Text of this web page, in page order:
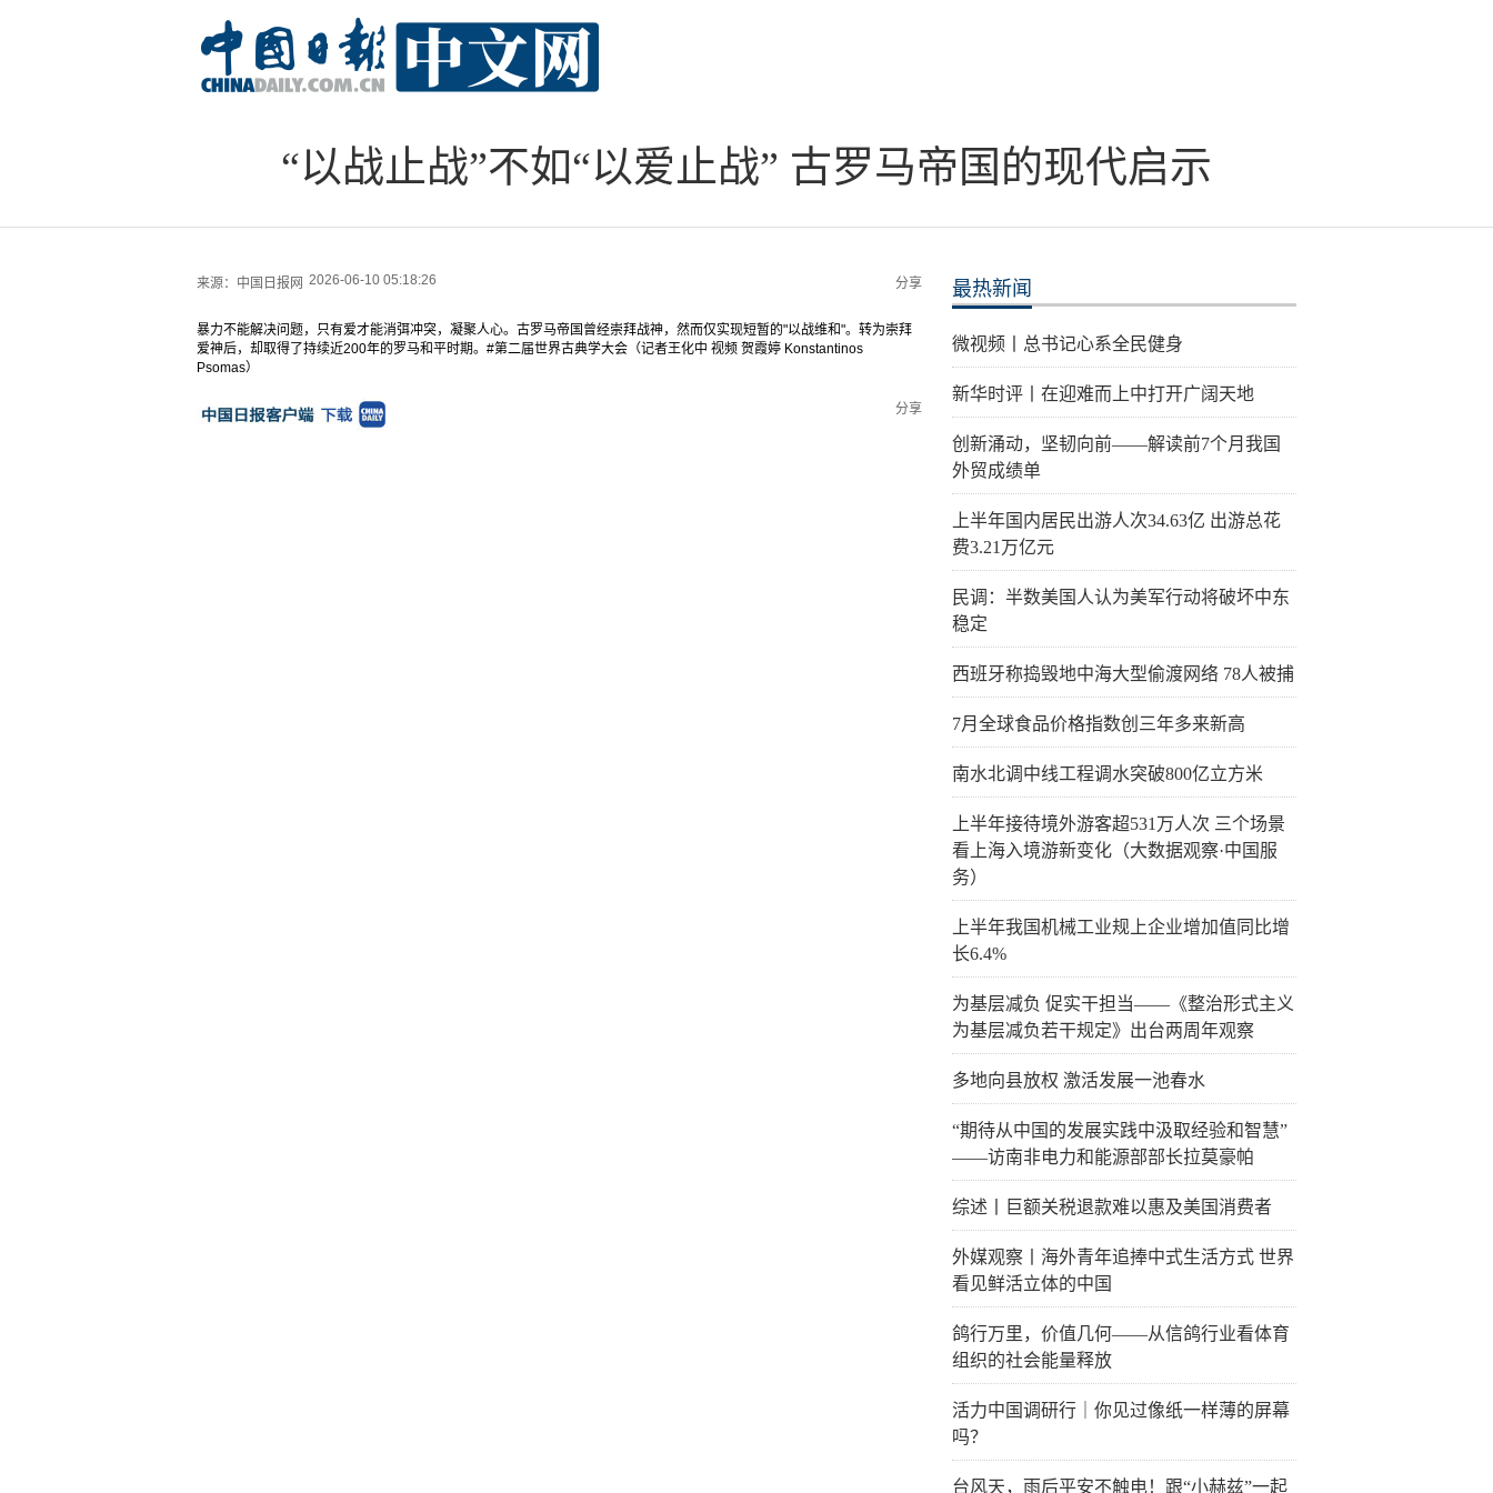
“以战止战”不如“以爱止战” 古罗马帝国的现代启示
来源： 中国日报网 2026-06-10 05:18:26 分享
暴力不能解决问题，只有爱才能消弭冲突，凝聚人心。古罗马帝国曾经崇拜战神，然而仅实现短暂的"以战维和"。转为崇拜
爱神后，却取得了持续近200年的罗马和平时期。#第二届世界古典学大会（记者王化中 视频 贺霞婷 Konstantinos
Psomas）
分享
最热新闻
微视频丨总书记心系全民健身
新华时评丨在迎难而上中打开广阔天地
创新涌动，坚韧向前——解读前7个月我国
外贸成绩单
上半年国内居民出游人次34.63亿 出游总花
费3.21万亿元
民调：半数美国人认为美军行动将破坏中东
稳定
西班牙称捣毁地中海大型偷渡网络 78人被捕
7月全球食品价格指数创三年多来新高
南水北调中线工程调水突破800亿立方米
上半年接待境外游客超531万人次 三个场景
看上海入境游新变化（大数据观察·中国服
务）
上半年我国机械工业规上企业增加值同比增
长6.4%
为基层减负 促实干担当——《整治形式主义
为基层减负若干规定》出台两周年观察
多地向县放权 激活发展一池春水
“期待从中国的发展实践中汲取经验和智慧”
——访南非电力和能源部部长拉莫豪帕
综述丨巨额关税退款难以惠及美国消费者
外媒观察丨海外青年追捧中式生活方式 世界
看见鲜活立体的中国
鸽行万里，价值几何——从信鸽行业看体育
组织的社会能量释放
活力中国调研行｜你见过像纸一样薄的屏幕
吗？
台风天，雨后平安不触电！跟“小赫兹”一起